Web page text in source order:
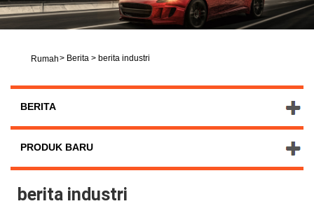
Rumah> Berita > berita industri
BERITA
PRODUK BARU
berita industri